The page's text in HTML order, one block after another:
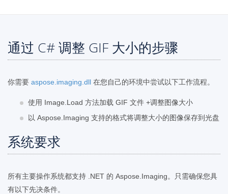
通过 C# 调整 GIF 大小的步骤
你需要 aspose.imaging.dll 在您自己的环境中尝试以下工作流程。
使用 Image.Load 方法加载 GIF 文件 +调整图像大小
以 Aspose.Imaging 支持的格式将调整大小的图像保存到光盘
系统要求
所有主要操作系统都支持 .NET 的 Aspose.Imaging。只需确保您具
有以下先决条件。